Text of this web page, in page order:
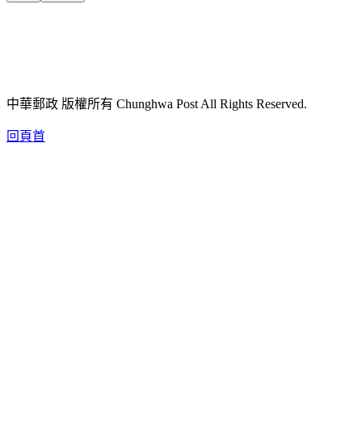
中華郵政 版權所有 Chunghwa Post All Rights Reserved.
回頁首